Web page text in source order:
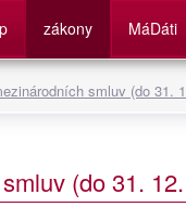
zákony MáDáti
smluv (do 31.
(do 31.